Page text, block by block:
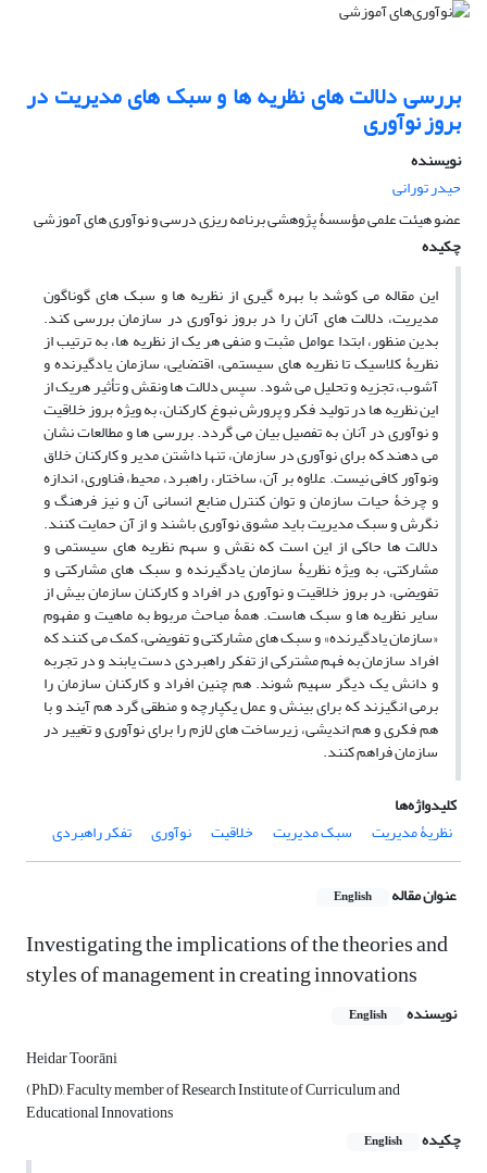
بررسی دلالت های نظریه ها و سبک های مدیریت در
بروز نوآوری
نویسنده
حیدر تورانی
عضو هیئت علمی مؤسسۀ پژوهشی برنامه ریزی درسی و نوآوری های آموزشی
چکیده
این مقاله می کوشد با بهره گیری از نظریه ها و سبک های گوناگون
مدیریت، دلالت های آنان را در بروز نوآوری در سازمان بررسی کند.
بدین منظور، ابتدا عوامل مثبت و منفی هر یک از نظریه ها، به ترتیب از
نظریۀ کلاسیک تا نظریه های سیستمی، اقتضایی، سازمان یادگیرنده و
آشوب، تجزیه و تحلیل می شود. سپس دلالت ها ونقش و تأثیر هریک از
این نظریه ها در تولید فکر و پرورش نبوغ کارکنان، به ویژه بروز خلاقیت
و نوآوری در آنان به تفصیل بیان می گردد. بررسی ها و مطالعات نشان
می دهند که برای نوآوری در سازمان، تنها داشتن مدیر و کارکنان خلاق
ونوآور کافی نیست. علاوه بر آن، ساختار، راهبرد، محیط، فناوری، اندازه
و چرخۀ حیات سازمان و توان کنترل منابع انسانی آن و نیز فرهنگ و
نگرش و سبک مدیریت باید مشوق نوآوری باشند و از آن حمایت کنند.
دلالت ها حاکی از این است که نقش و سهم نظریه های سیستمی و
مشارکتی، به ویژه نظریۀ سازمان یادگیرنده و سبک های مشارکتی و
تفویضی، در بروز خلاقیت و نوآوری در افراد و کارکنان سازمان بیش از
سایر نظریه ها و سبک هاست. همۀ مباحث مربوط به ماهیت و مفهوم
«سازمان یادگیرنده» و سبک های مشارکتی و تفویضی، کمک می کنند که
افراد سازمان به فهم مشترکی از تفکر راهبردی دست یابند و در تجربه
و دانش یک دیگر سهیم شوند. هم چنین افراد و کارکنان سازمان را
برمی انگیزند که برای بینش و عمل یکپارچه و منطقی گرد هم آیند و با
هم فکری و هم اندیشی، زیرساخت های لازم را برای نوآوری و تغییر در
سازمان فراهم کنند.
کلیدواژه‌ها
نظریۀ مدیریت
سبک مدیریت خلاقیت نوآوری تفکر راهبردی
عنوان مقاله English
Investigating the implications of the theories and
styles of management in creating innovations
نویسنده English
Heidar Toorāni
(PhD), Faculty member of Research Institute of Curriculum and
Educational Innovations
چکیده
English